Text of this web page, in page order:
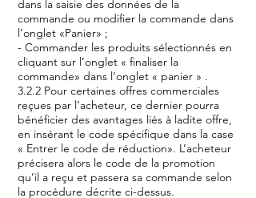
dans la saisie des données de la
commande ou modifier la commande dans
l’onglet «Panier» ;
- Commander les produits sélectionnés en
cliquant sur l’onglet « finaliser la
commande» dans l’onglet « panier » .
3.2.2 Pour certaines offres commerciales
reçues par l’acheteur, ce dernier pourra
bénéficier des avantages liés à ladite offre,
en insérant le code spécifique dans la case
« Entrer le code de réduction». L’acheteur
précisera alors le code de la promotion
qu’il a reçu et passera sa commande selon
la procédure décrite ci-dessus.